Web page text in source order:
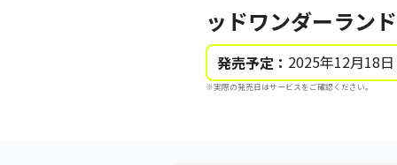
ッドワンダーラン
発売予定： 2025年12月18
※実際の発売日はサービスをご確認ください。